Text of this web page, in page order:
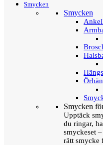
Smycken
Smycken
Smycken
Upptäck
du ringar,
smyckeset
rätt smycke